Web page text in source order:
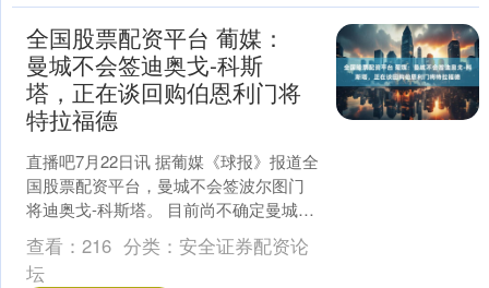
全国股票配资平台 葡媒：
曼城不会签迪奥戈-科斯
塔，正在谈回购伯恩利门将
特拉福德
直播吧7月22日讯 据葡媒《球报》报道全
国股票配资平台，曼城不会签波尔图门
将迪奥戈-科斯塔。 目前尚不确定曼城是
否会签新的门将，但这只有在埃德森或
奥尔特加两名门....
查看： 216 分类： 安全证券配资论
坛